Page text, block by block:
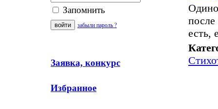
Запомнить
забыли пароль ?
Заявка, конкурс
Избранное
есть,